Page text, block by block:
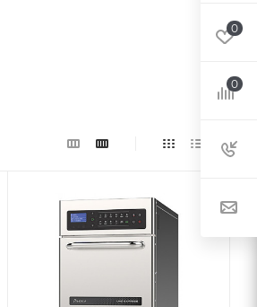
Подпись к товару
220 В; 1 уровень;
противень - GN
1/2; от 30 до 280
0
0